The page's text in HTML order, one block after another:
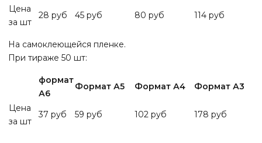
Цена
за шт
28 руб 45 руб 80 руб 114 руб
На самоклеющейся пленке.
При тираже 50 шт:
формат
А6
Формат А5 Формат А4 Формат А3
Цена
за шт
37 руб 59 руб 102 руб 178 руб